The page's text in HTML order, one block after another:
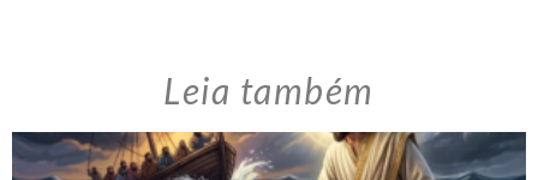
Leia também